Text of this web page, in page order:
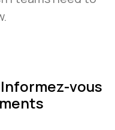
vous